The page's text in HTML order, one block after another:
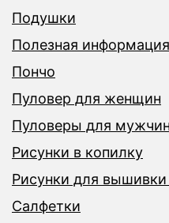
Подушки
Полезная информация
Пончо
Пуловер для женщин
Пуловеры для мужчин
Рисунки в копилку
Рисунки для
Салфетки